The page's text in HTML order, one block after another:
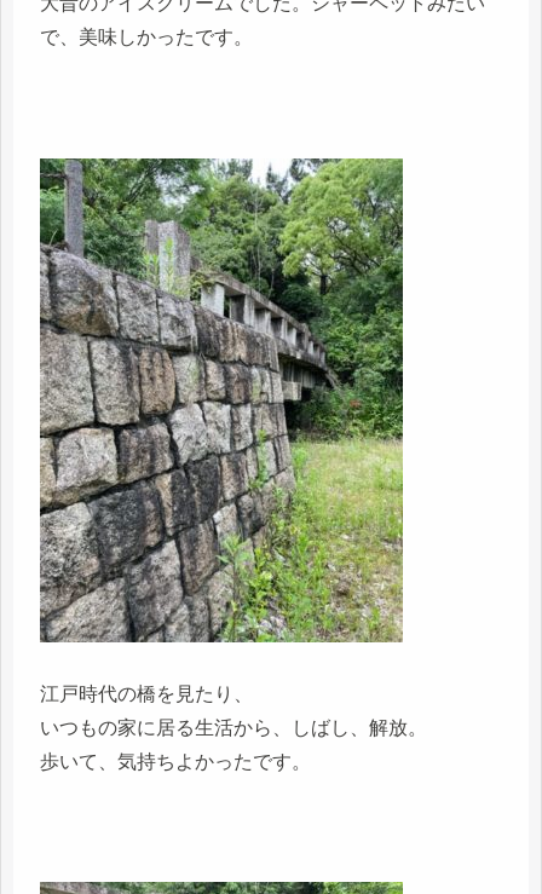
で、美味しかったです。
江戸時代の橋を見たり、
いつもの家に居る生活から、しばし、解放。
歩いて、気持ちよかったです。